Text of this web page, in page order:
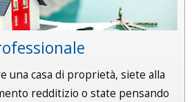
una casa di proprietà, siete alla
redditizio o state pensando